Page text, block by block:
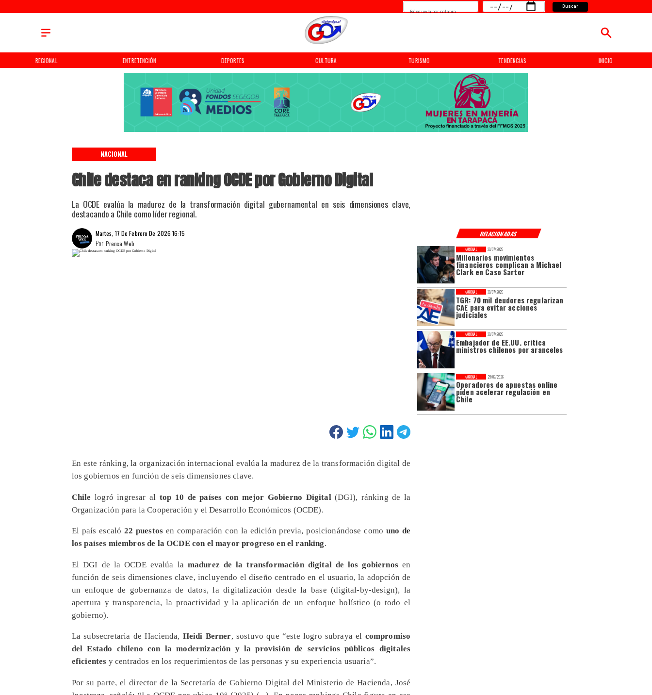
REGIONAL ENTRETENCIÓN DEPORTES CULTURA TURISMO TENDENCIAS INICIO
Buscar
Búsqueda por palabra
Chile destaca en ranking OCDE por Gobierno Digital
La OCDE evalúa la madurez de la transformación digital gubernamental en seis dimensiones clave,
destacando a Chile como líder regional.
NACIONAL
RELACIONADAS
Martes, 17 De Febrero De 2026 16:15
Prensa Web
Por
30/07/2026
Millonarios movimientos
financieros complican a Michael
Clark en Caso Sartor
NACIONAL
30/07/2026
TGR: 70 mil deudores regularizan
CAE para evitar acciones
judiciales
NACIONAL
30/07/2026
Embajador de EE.UU. critica
ministros chilenos por aranceles
NACIONAL
29/07/2026
Operadores de apuestas online
piden acelerar regulación en
Chile
NACIONAL
En este ránking, la organización internacional evalúa la madurez de la transformación digital de
los gobiernos en función de seis dimensiones clave.
Chile logró ingresar al top 10 de países con mejor Gobierno Digital (DGI), ránking de la
Organización para la Cooperación y el Desarrollo Económicos (OCDE).
El país escaló 22 puestos en comparación con la edición previa, posicionándose como uno de
los países miembros de la OCDE con el mayor progreso en el ranking.
El DGI de la OCDE evalúa la madurez de la transformación digital de los gobiernosen
función de seis dimensiones clave, incluyendo el diseño centrado en el usuario, la adopción de
un enfoque de gobernanza de datos, la digitalización desde la base (digital-by-design), la
apertura y transparencia, la proactividad y la aplicación de un enfoque holístico (o todo el
gobierno).
La subsecretaria de Hacienda, Heidi Berner, sostuvo que “este logro subraya el compromiso
del Estado chileno con la modernización y la provisión de servicios públicos digitales
eficientes y centrados en los requerimientos de las personas y su experiencia usuaria”.
Por su parte, el director de la Secretaría de Gobierno Digital del Ministerio de Hacienda, José